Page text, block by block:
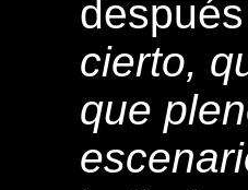
cierto,
que